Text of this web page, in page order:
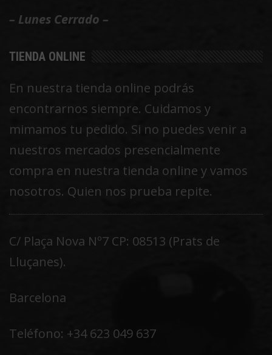
– Lunes Cerrado –
TIENDA ONLINE
En nuestra tienda online podrás
encontrarnos siempre. Cuidamos y
mimamos tu pedido. Si no puedes venir a
nuestros mercados presencialmente
compra en nuestra tienda online y vamos
nosotros. Quien nos prueba repite.
C/ Plaça Nova Nº7 CP: 08513 (Prats de
Lluçanes).
Barcelona
Teléfono: +34 623 049 637